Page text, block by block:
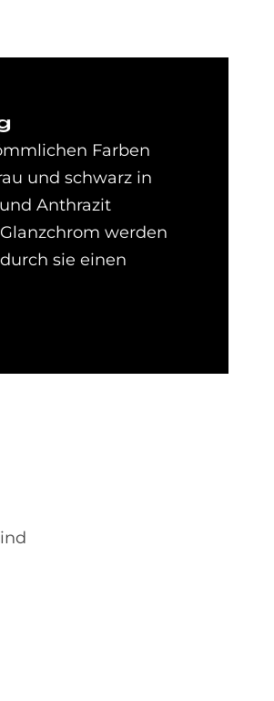
Farben
und schwarz in
Anthrazit
werden
sie einen